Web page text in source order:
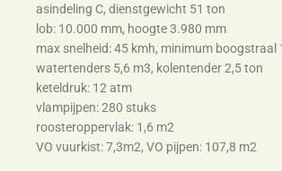
asindeling C, dienstgewicht 51 ton
lob: 10.000 mm, hoogte 3.980 mm
max snelheid: 45 kmh, minimum boogstraal
watertenders 5,6 m3, kolentender 2,5 ton
keteldruk: 12 atm
vlampijpen: 280 stuks
roosteroppervlak: 1,6 m2
VO vuurkist: 7,3m2, VO pijpen: 107,8 m2